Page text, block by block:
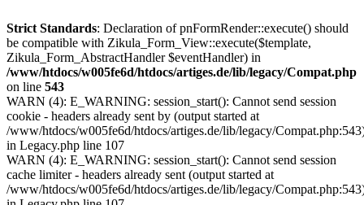
Strict Standards: Declaration of pnFormRender::execute() should
be compatible with Zikula_Form_View::execute($template,
Zikula_Form_AbstractHandler $eventHandler) in
/www/htdocs/w005fe6d/htdocs/artiges.de/lib/legacy/Compat.php
on line 543
WARN (4): E_WARNING: session_start(): Cannot send session
cookie - headers already sent by (output started at
/www/htdocs/w005fe6d/htdocs/artiges.de/lib/legacy/
in Legacy.php line 107
WARN (4): E_WARNING: session_start(): Cannot send session
cache limiter - headers already sent (output started at
/www/htdocs/w005fe6d/htdocs/artiges.de/lib/legacy/